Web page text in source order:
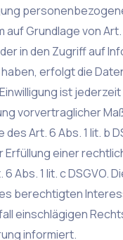
Grundlage von Art.
in den Zugriff auf
erfolgt die
ist
vorvertraglicher
Art. 6 Abs. 1 lit. b
einer
Abs. 1 lit. c DSGVO.
berechtigten
einschlägigen
informiert.